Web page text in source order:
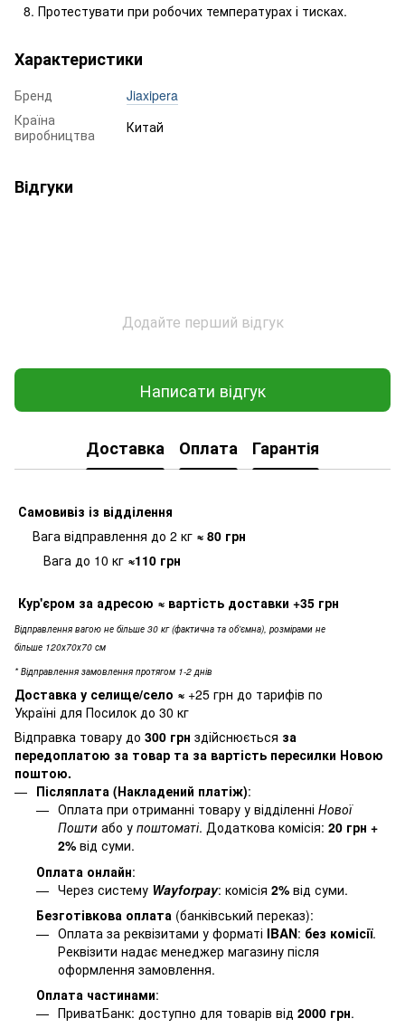
Протестувати при робочих температурах і тисках.
Характеристики
Бренд
Jiaxipera
Країна
виробництва
Китай
Відгуки
Додайте перший відгук
Написати відгук
Доставка Оплата Гарантія
Самовивіз із відділення
Вага відправлення до 2 кг ≈ 80 грн
Вага до 10 кг ≈110 грн
Кур'єром за адресою ≈ вартість доставки +35 грн
Відправлення вагою не більше 30 кг (фактична та об'ємна), розмірами не
більше 120х70х70 см
* Відправлення замовлення протягом 1-2 днів
Доставка у селище/село ≈ +25 грн до тарифів по
Україні для Посилок до 30 кг
Відправка товару до 300 грн здійснюється за
передоплатою за товар та за вартість пересилки Новою
поштою.
Післяплата (Накладений платіж):
Оплата при отриманні товару у відділенні Нової
Пошти або у поштоматі. Додаткова комісія: 20 грн +
2% від суми.
Оплата онлайн:
Через систему Wayforpay: комісія 2% від суми.
Безготівкова оплата (банківський переказ):
Оплата за реквізитами у форматі IBAN: без комісії.
Реквізити надає менеджер магазину після
оформлення замовлення.
Оплата частинами:
ПриватБанк: доступно для товарів від 2000 грн.